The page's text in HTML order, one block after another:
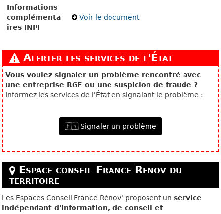
Informations
complémenta
ires INPI
Voir le document
Alerter les services de l'État
Vous voulez signaler un problème rencontré avec
une entreprise RGE ou une suspicion de fraude ?
Informez les services de l'État en signalant le problème :
🇫🇷 Signaler un problème
Espace conseil France Renov du
territoire
Les Espaces Conseil France Rénov' proposent unservice
indépendant d'information, de conseil et